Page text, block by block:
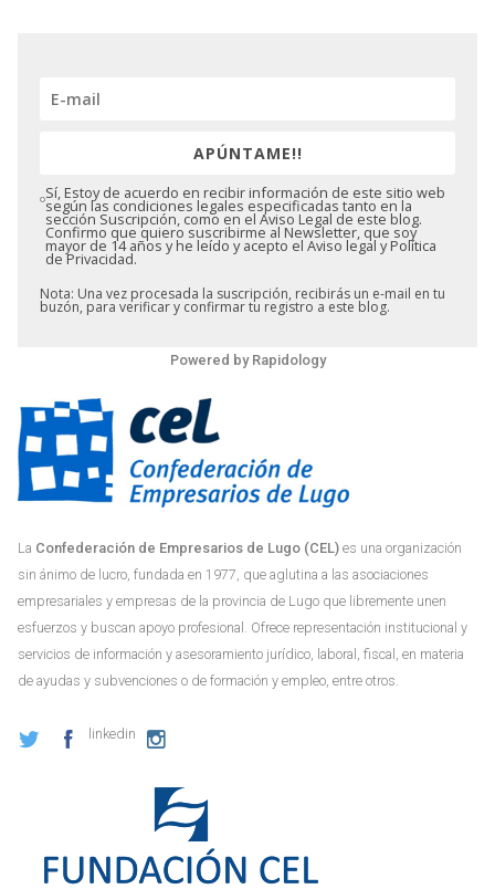
APÚNTAME!!
Sí, Estoy de acuerdo en recibir información de este sitio web
según las condiciones legales especificadas tanto en la
sección Suscripción, como en el Aviso Legal de este blog.
Confirmo que quiero suscribirme al Newsletter, que soy
mayor de 14 años y he leído y acepto el Aviso legal y Política
de Privacidad.
Nota: Una vez procesada la suscripción, recibirás un e-mail en tu
buzón, para verificar y confirmar tu registro a este blog.
Powered by Rapidology
La Confederación de Empresarios de Lugo (CEL) es una organización
sin ánimo de lucro, fundada en 1977, que aglutina a las asociaciones
empresariales y empresas de la provincia de Lugo que libremente unen
esfuerzos y buscan apoyo profesional. Ofrece representación institucional y
servicios de información y asesoramiento jurídico, laboral, fiscal, en materia
de ayudas y subvenciones o de formación y empleo, entre otros.
linkedin